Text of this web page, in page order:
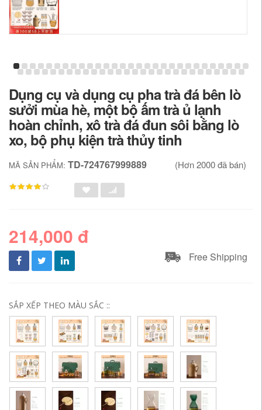
Dụng cụ và dụng cụ pha trà đá bên lò
sưởi mùa hè, một bộ ấm trà ủ lạnh
hoàn chỉnh, xô trà đá đun sôi bằng lò
xo, bộ phụ kiện trà thủy tinh
MÃ SẢN PHẨM: TD-724767999889 (Hơn 2000 đã bán)
214,000 đ
Free Shipping
SẮP XẾP THEO MÀU SẮC ::